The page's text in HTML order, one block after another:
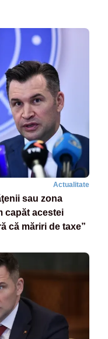
Actualitate
sau zona
capăt acestei
că măriri de taxe”